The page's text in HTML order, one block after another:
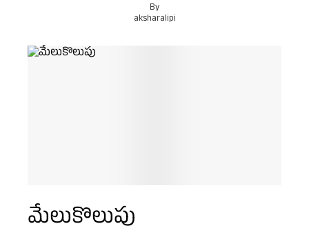
By
aksharalipi
మేలుకొలుపు